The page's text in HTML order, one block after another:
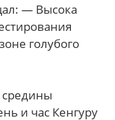
— Высока
голубого
и час Кенгуру